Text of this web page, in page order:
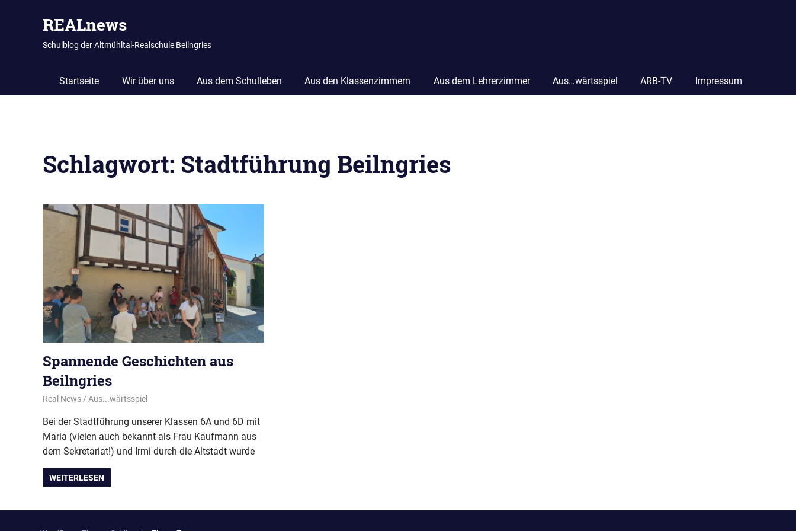
REALnews
Schulblog der Altmühltal-Realschule Beilngries
Startseite Wir über uns Aus dem Schulleben Aus den Klassenzimmern Aus dem Lehrerzimmer Aus…wärtsspiel ARB-TV Impressum
Schlagwort: Stadtführung Beilngries
Spannende Geschichten aus
Beilngries
2. Juli 2025
Real News Aus...wärtsspiel
Bei der Stadtführung unserer Klassen 6A und 6D mit
Maria (vielen auch bekannt als Frau Kaufmann aus
dem Sekretariat!) und Irmi durch die Altstadt wurde
WEITERLESEN